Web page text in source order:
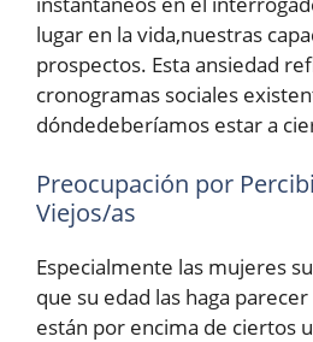
lugar en la vida,nuestras
prospectos. Esta ansiedad
cronogramas sociales
dóndedeberíamos estar a
Preocupación por
Viejos/as
Especialmente las mujeres
que su edad las haga
están por encima de ciertos